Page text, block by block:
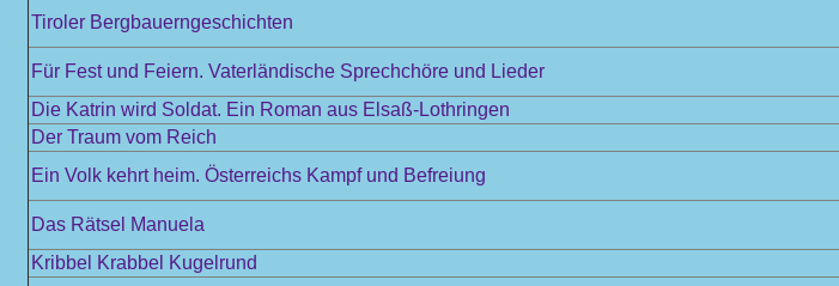
Tiroler Bergbauerngeschichten
Für Fest und Feiern. Vaterländische Sprechchöre und Lieder
Die Katrin wird Soldat. Ein Roman aus Elsaß-Lothringen
Der Traum vom Reich
Ein Volk kehrt heim. Österreichs Kampf und Befreiung
Das Rätsel Manuela
Kribbel Krabbel Kugelrund